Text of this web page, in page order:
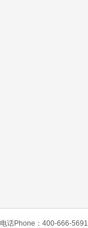
电话Phone：400-666-5691